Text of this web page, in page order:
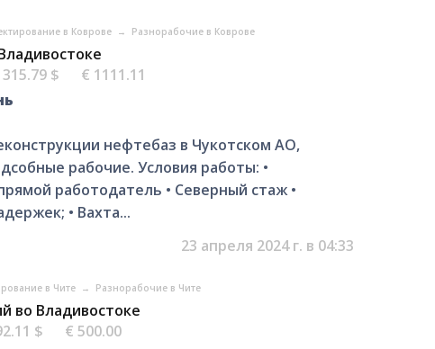
в Коврове → Разнорабочие в Коврове
$
€ 1111.11
нефтебаз в Чукотском АО,
рабочие. Условия работы: •
работодатель • Северный стаж •
• Вахта...
23 апреля 2024 г. в 04:33
в Чите → Разнорабочие в Чите
во Владивостоке
$
€ 500.00